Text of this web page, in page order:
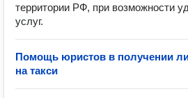
территории РФ, при возможности
услуг.
Помощь юристов в получении
на такси